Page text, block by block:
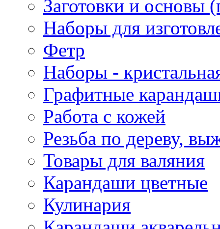
Заготовки и основы
Наборы для
Фетр
Наборы -
Графитные
Работа с кожей
Резьба по дереву,
Товары для валяния
Карандаши цветные
Кулинария